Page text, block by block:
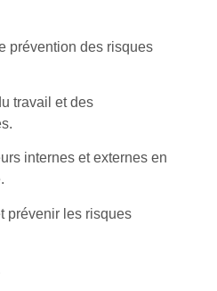
prévention des risques
travail et des
internes et externes en
prévenir les risques